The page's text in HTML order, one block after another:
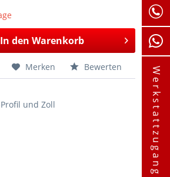
In den Warenkorb
Merken Bewerten
und Zoll
Werkstattzugang